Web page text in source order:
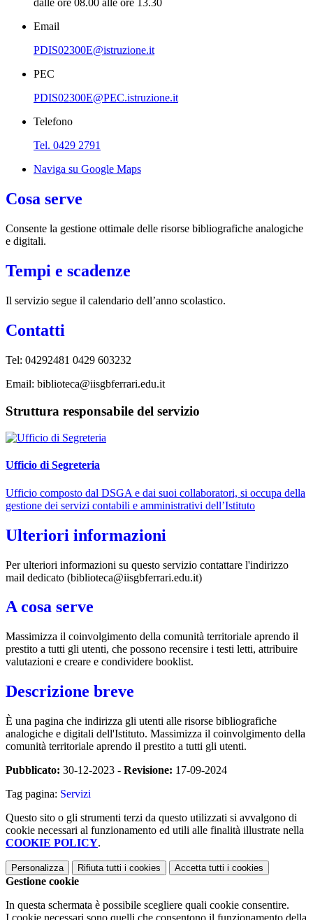
dalle ore 08.00 alle ore 13.30
Email
PDIS02300E@istruzione.it
PEC
PDIS02300E@PEC.istruzione.it
Telefono
Tel. 0429 2791
Naviga su Google Maps
Cosa serve
Consente la gestione ottimale delle risorse bibliografiche analogiche
e digitali.
Tempi e scadenze
Il servizio segue il calendario dell’anno scolastico.
Contatti
Tel: 04292481 0429 603232
Email: biblioteca@iisgbferrari.edu.it
Struttura responsabile del servizio
Ufficio di Segreteria
Ufficio composto dal DSGA e dai suoi collaboratori, si occupa della
gestione dei servizi contabili e amministrativi dell’Istituto
Ulteriori informazioni
Per ulteriori informazioni su questo servizio contattare l'indirizzo
mail dedicato (biblioteca@iisgbferrari.edu.it)
A cosa serve
Massimizza il coinvolgimento della comunità territoriale aprendo il
prestito a tutti gli utenti, che possono recensire i testi letti, attribuire
valutazioni e creare e condividere booklist.
Descrizione breve
È una pagina che indirizza gli utenti alle risorse bibliografiche
analogiche e digitali dell'Istituto. Massimizza il coinvolgimento della
comunità territoriale aprendo il prestito a tutti gli utenti.
Pubblicato: 30-12-2023 - Revisione: 17-09-2024
Tag pagina: Servizi
Questo sito o gli strumenti terzi da questo utilizzati si avvalgono di
cookie necessari al funzionamento ed utili alle finalità illustrate nella
COOKIE POLICY.
Personalizza Rifiuta tutti i cookies Accetta tutti i cookies
Gestione cookie
In questa schermata è possibile scegliere quali cookie consentire.